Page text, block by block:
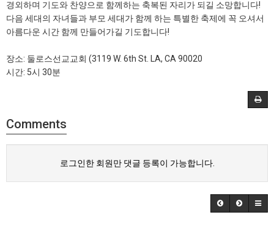
경외하며 기도와 찬양으로 함께하는 축복된 자리가 되길 소망합니다!
다음 세대의 자녀들과 부모 세대가 함께 하는 특별한 축제에 꼭 오셔서
아름다운 시간 함께 만들어가길 기도합니다!
장소: 둘로스선교교회 (3119 W. 6th St. LA, CA 90020
시간: 5시 30분
Comments
로그인한 회원만 댓글 등록이 가능합니다.